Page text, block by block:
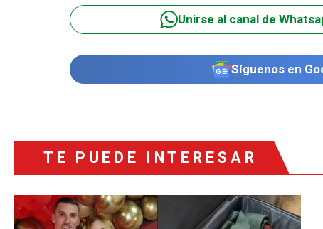
Unirse al canal de
Síguenos en
TE PUEDE INTERESAR